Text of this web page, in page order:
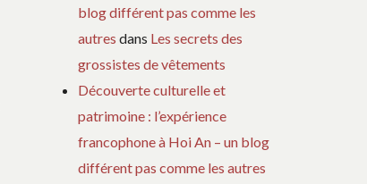
blog différent pas comme les
autres dans Les secrets des
grossistes de vêtements
Découverte culturelle et
patrimoine : l’expérience
francophone à Hoi An – un blog
différent pas comme les autres